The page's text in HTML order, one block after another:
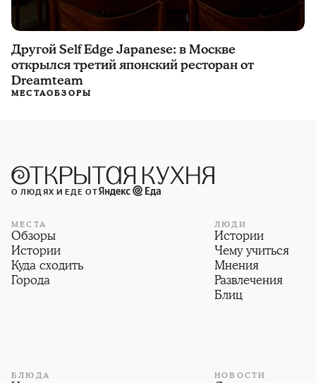
Другой Self Edge Japanese: в Москве
открылся третий японский ресторан от
Dreamteam
МЕСТАОБЗОРЫ
О ЛЮДЯХ И ЕДЕ ОТ
МЕСТА
Обзоры
Истории
Куда сходить
Города
ЛЮДИ
Истории
Чему учиться
Мнения
Развлечения
Блиц
БЛЮДА НОВОСТИ